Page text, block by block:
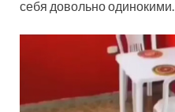
себя довольно одинокими.